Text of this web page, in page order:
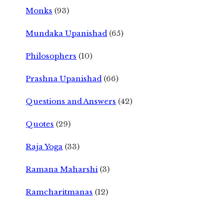
Monks (93)
Mundaka Upanishad (65)
Philosophers (10)
Prashna Upanishad (66)
Questions and Answers (42)
Quotes (29)
Raja Yoga (33)
Ramana Maharshi (3)
Ramcharitmanas (12)